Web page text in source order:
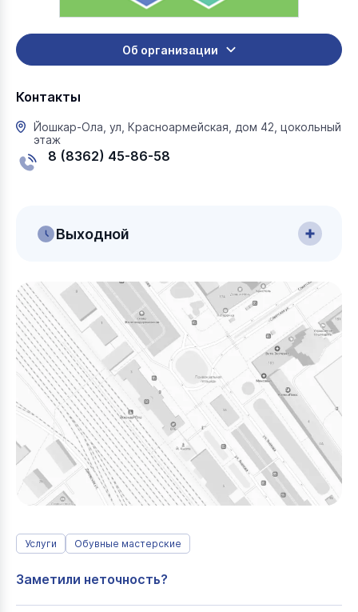
Об организации
Контакты
Йошкар-Ола, ул, Красноармейская, дом 42, цокольный
этаж
8 (8362) 45-86-58
Выходной
Услуги Обувные мастерские
Заметили неточность?